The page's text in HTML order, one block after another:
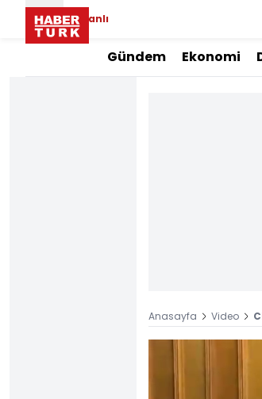
Canlı
Gündem Ekonomi
Anasayfa Video